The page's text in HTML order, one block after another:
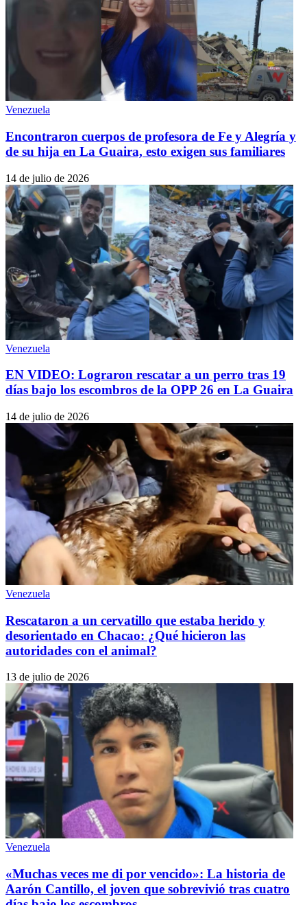
Venezuela
Encontraron cuerpos de profesora de Fe y Alegría y
de su hija en La Guaira, esto exigen sus familiares
14 de julio de 2026
Venezuela
EN VIDEO: Lograron rescatar a un perro tras 19
días bajo los escombros de la OPP 26 en La Guaira
14 de julio de 2026
Venezuela
Rescataron a un cervatillo que estaba herido y
desorientado en Chacao: ¿Qué hicieron las
autoridades con el animal?
13 de julio de 2026
Venezuela
«Muchas veces me di por vencido»: La historia de
Aarón Cantillo, el joven que sobrevivió tras cuatro